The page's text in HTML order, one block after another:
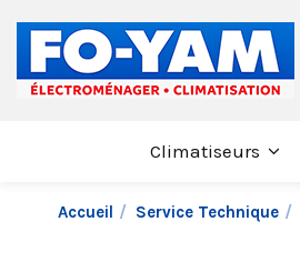
Climatiseurs
Accueil Service Technique